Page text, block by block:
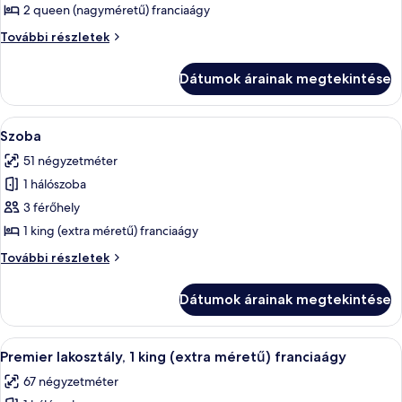
megtekintése:
Szoba
2 queen (nagyméretű) franciaágy
További részletek
Szoba
Dátumok árainak megtekintése
A
következő
szoba
összes
képének
megtekintése:
Szoba
Egy szállodai szoba, amelyben egy
5
Szoba
51 négyzetméter
1 hálószoba
3 férőhely
1 king (extra méretű) franciaágy
További részletek
Szoba
Dátumok árainak megtekintése
A
következő
szoba
Egy szállodai szoba, amelyben egy
4
Premier lakosztály, 1 king (extra méretű) franciaágy
67 négyzetméter